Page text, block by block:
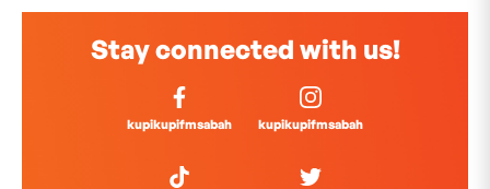
Stay connected with us!
kupikupifmsabah kupikupifmsabah